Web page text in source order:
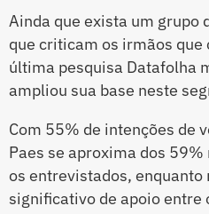
Ainda que exista um grupo
que criticam os irmãos que
última pesquisa Datafolha
ampliou sua base neste
Com 55% de intenções de
Paes se aproxima dos
os entrevistados,
significativo de apoio entre